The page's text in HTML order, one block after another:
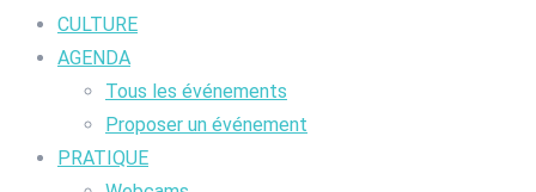
CULTURE
AGENDA
Tous les événements
Proposer un événement
PRATIQUE